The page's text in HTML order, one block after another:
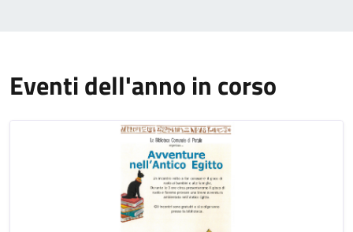
Eventi dell'anno in corso